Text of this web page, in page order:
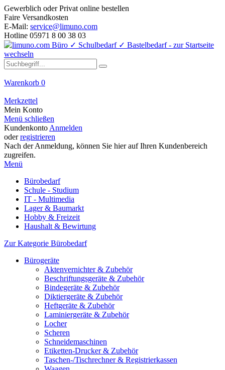
Gewerblich oder Privat online bestellen
Faire Versandkosten
E-Mail: service@limuno.com
Hotline 05971 8 00 38 03
Warenkorb 0
Merkzettel
Mein Konto
Menü schließen
Kundenkonto Anmelden
oderregistrieren
Nach der Anmeldung, können Sie hier auf Ihren Kundenbereich
zugreifen.
Menü
Bürobedarf
Schule - Studium
IT - Multimedia
Lager & Baumarkt
Hobby & Freizeit
Haushalt & Bewirtung
Zur Kategorie Bürobedarf
Bürogeräte
Aktenvernichter & Zubehör
Beschriftungsgeräte & Zubehör
Bindegeräte & Zubehör
Diktiergeräte & Zubehör
Heftgeräte & Zubehör
Laminiergeräte & Zubehör
Locher
Scheren
Schneidemaschinen
Etiketten-Drucker & Zubehör
Taschen-/Tischrechner & Registrierkassen